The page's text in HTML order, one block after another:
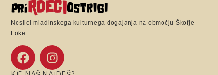
Nosilci mladinskega kulturnega dogajanja na območju Škofje
Loke.